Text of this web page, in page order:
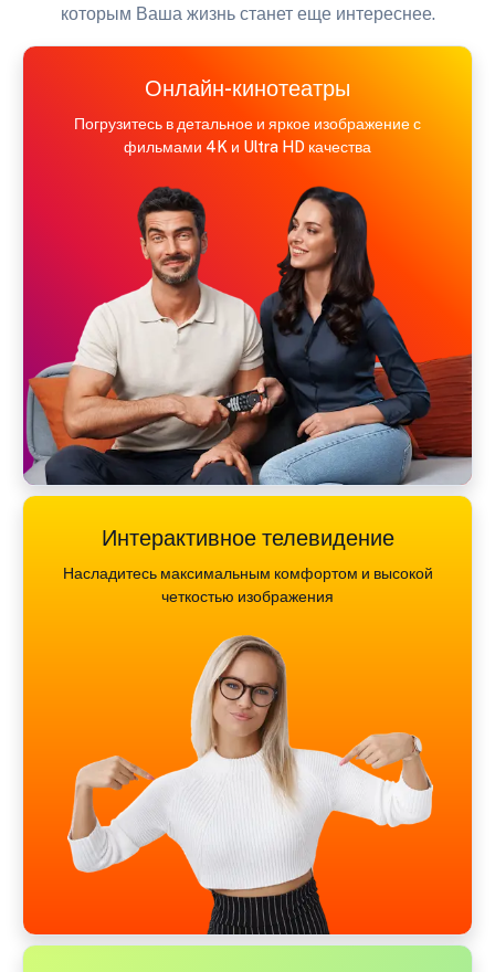
которым Ваша жизнь станет еще интереснее.
Онлайн-кинотеатры
Погрузитесь в детальное и яркое изображение с
фильмами 4K и Ultra HD качества
Интерактивное телевидение
Насладитесь максимальным комфортом и высокой
четкостью изображения